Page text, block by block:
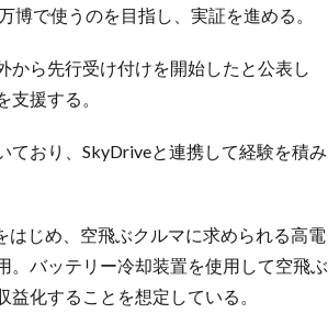
で使うのを目指し、実証を進める。
から先行受け付けを開始したと公表し
援する。
ており、SkyDriveと連携して経験を積み
はじめ、空飛ぶクルマに求められる高電
。バッテリー冷却装置を使用して空飛ぶ
化することを想定している。